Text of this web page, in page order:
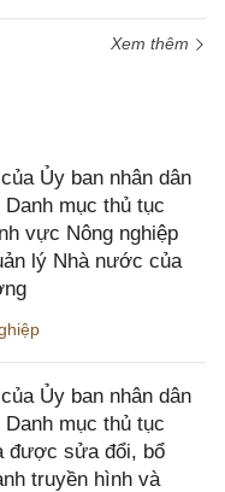
Xem thêm
Ủy ban nhân dân
mục thủ tục
vực Nông nghiệp
lý Nhà nước của
Ủy ban nhân dân
mục thủ tục
được sửa đổi, bổ
truyền hình và